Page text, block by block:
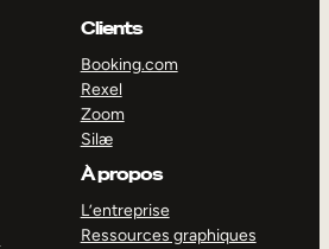
Clients
Booking.com
Rexel
Zoom
Silæ
À propos
L’entreprise
Ressources graphiques